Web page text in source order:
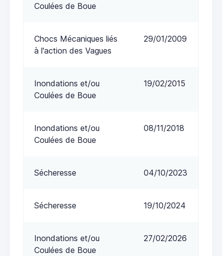
Coulées de Boue
Chocs Mécaniques liés
à l'action des Vagues
29/01/2009
Inondations et/ou
Coulées de Boue
19/02/2015
Inondations et/ou
Coulées de Boue
08/11/2018
Sécheresse 04/10/2023
Sécheresse 19/10/2024
Inondations et/ou
Coulées de Boue
27/02/2026